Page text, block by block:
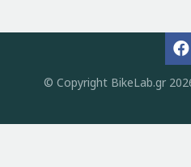
© Copyright BikeLab.gr